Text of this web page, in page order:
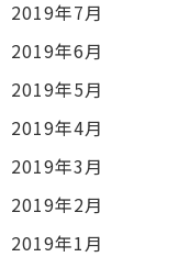
2019年7月
2019年6月
2019年5月
2019年4月
2019年3月
2019年2月
2019年1月